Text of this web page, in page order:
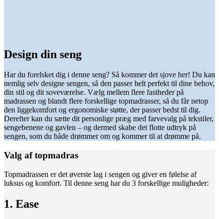
Design din seng
Har du forelsket dig i denne seng? Så kommer det sjove her! Du kan
nemlig selv designe sengen, så den passer helt perfekt til dine behov,
din stil og dit soveværelse. Vælg mellem flere fastheder på
madrassen og blandt flere forskellige topmadrasser, så du får netop
den liggekomfort og ergonomiske støtte, der passer bedst til dig.
Derefter kan du sætte dit personlige præg med farvevalg på tekstiler,
sengebenene og gavlen – og dermed skabe det flotte udtryk på
sengen, som du både drømmer om og kommer til at drømme på.
Valg af topmadras
Topmadrassen er det øverste lag i sengen og giver en følelse af
luksus og komfort. Til denne seng har du 3 forskellige muligheder:
1. Ease